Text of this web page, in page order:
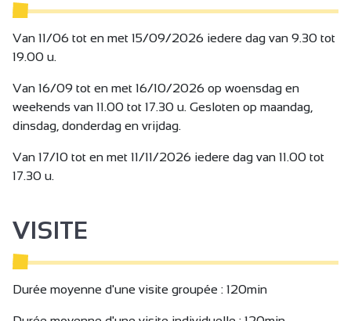
Van 11/06 tot en met 15/09/2026 iedere dag van 9.30 tot
19.00 u.
Van 16/09 tot en met 16/10/2026 op woensdag en
weekends van 11.00 tot 17.30 u. Gesloten op maandag,
dinsdag, donderdag en vrijdag.
Van 17/10 tot en met 11/11/2026 iedere dag van 11.00 tot
17.30 u.
VISITE
Durée moyenne d'une visite groupée : 120min